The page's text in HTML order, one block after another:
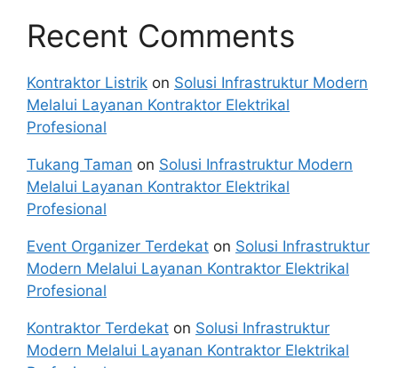
Recent Comments
Kontraktor Listrik on Solusi Infrastruktur Modern
Melalui Layanan Kontraktor Elektrikal
Profesional
Tukang Taman on Solusi Infrastruktur Modern
Melalui Layanan Kontraktor Elektrikal
Profesional
Event Organizer Terdekat on Solusi Infrastruktur
Modern Melalui Layanan Kontraktor Elektrikal
Profesional
Kontraktor Terdekat on Solusi Infrastruktur
Modern Melalui Layanan Kontraktor Elektrikal